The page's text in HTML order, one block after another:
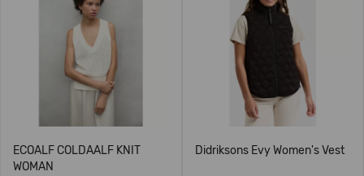
ECOALF COLDAALF KNIT
WOMAN
Didriksons Evy Women's Vest